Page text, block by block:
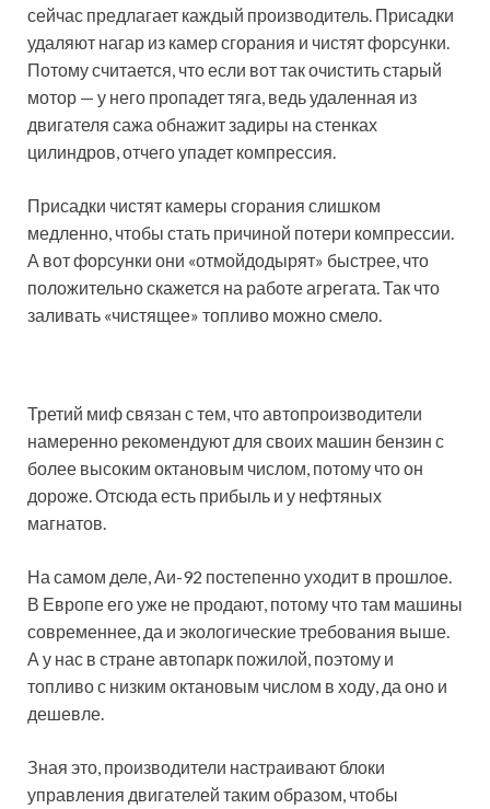
сейчас предлагает каждый производитель. Присадки
удаляют нагар из камер сгорания и чистят форсунки.
Потому считается, что если вот так очистить старый
мотор — у него пропадет тяга, ведь удаленная из
двигателя сажа обнажит задиры на стенках
цилиндров, отчего упадет компрессия.
Присадки чистят камеры сгорания слишком
медленно, чтобы стать причиной потери компрессии.
А вот форсунки они «отмойдодырят» быстрее, что
положительно скажется на работе агрегата. Так что
заливать «чистящее» топливо можно смело.
Третий миф связан с тем, что автопроизводители
намеренно рекомендуют для своих машин бензин с
более высоким октановым числом, потому что он
дороже. Отсюда есть прибыль и у нефтяных
магнатов.
На самом деле, Аи-92 постепенно уходит в прошлое.
В Европе его уже не продают, потому что там машины
современнее, да и экологические требования выше.
А у нас в стране автопарк пожилой, поэтому и
топливо с низким октановым числом в ходу, да оно и
дешевле.
Зная это, производители настраивают блоки
управления двигателей таким образом, чтобы